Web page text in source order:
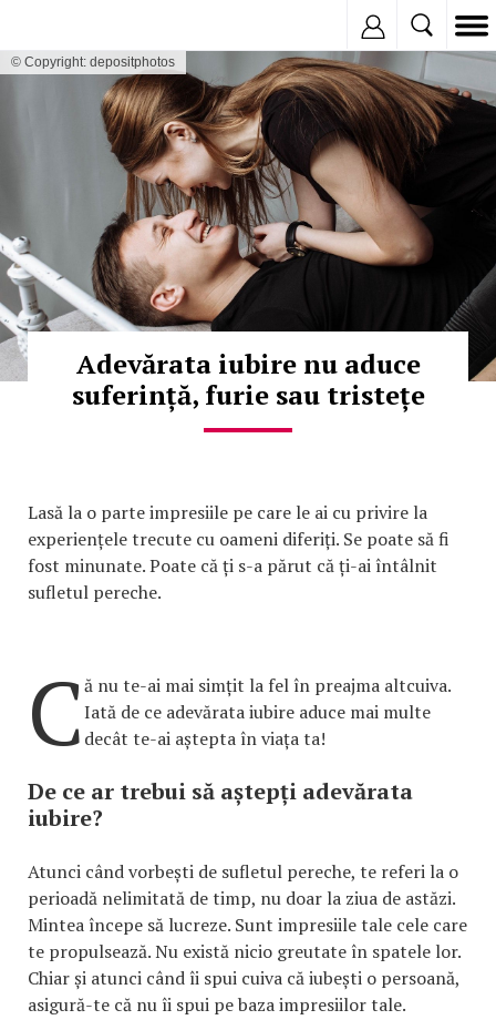
© Copyright: depositphotos
Adevărata iubire nu aduce
suferință, furie sau tristețe
Lasă la o parte impresiile pe care le ai cu privire la
experiențele trecute cu oameni diferiți. Se poate să fi
fost minunate. Poate că ți s-a părut că ți-ai întâlnit
sufletul pereche.
Că nu te-ai mai simțit la fel în preajma altcuiva.
Iată de ce adevărata iubire aduce mai multe
decât te-ai aștepta în viața ta!
De ce ar trebui să aștepți adevărata
iubire?
Atunci când vorbești de sufletul pereche, te referi la o
perioadă nelimitată de timp, nu doar la ziua de astăzi.
Mintea începe să lucreze. Sunt impresiile tale cele care
te propulsează. Nu există nicio greutate în spatele lor.
Chiar și atunci când îi spui cuiva că iubești o persoană,
asigură-te că nu îi spui pe baza impresiilor tale.